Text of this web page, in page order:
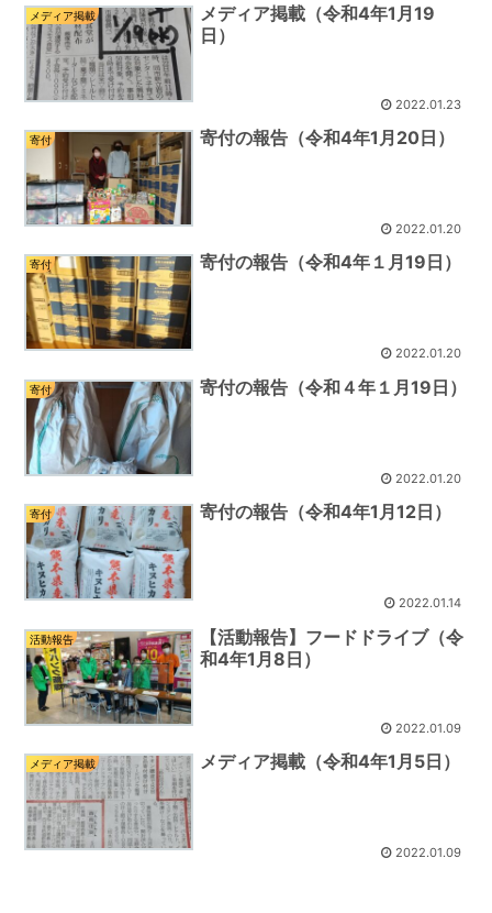
メディア掲載
メディア掲載（令和4年1月19
日）
2022.01.23
寄付 寄付の報告（令和4年1月20日）
2022.01.20
寄付 寄付の報告（令和4年１月19日）
2022.01.20
寄付 寄付の報告（令和４年１月19日）
2022.01.20
寄付 寄付の報告（令和4年1月12日）
2022.01.14
活動報告
【活動報告】フードドライブ（令
和4年1月8日）
2022.01.09
メディア掲載 メディア掲載（令和4年1月5日）
2022.01.09